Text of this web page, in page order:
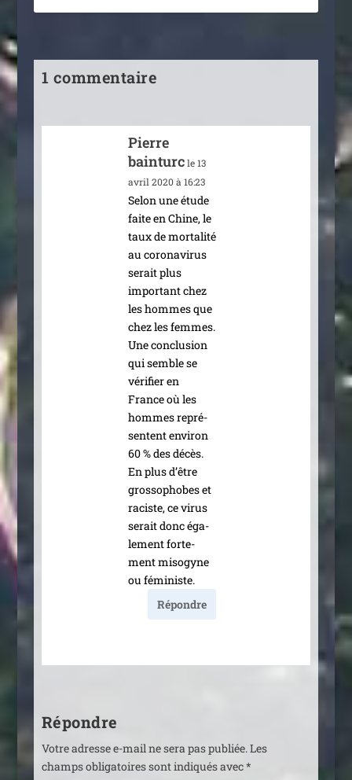
1 commentaire
Pierre
bainturc le 13
avril 2020 à 16:23
Selon une étude
faite en Chine, le
taux de mor­ta­li­té
au coro­na­vi­rus
serait plus
impor­tant chez
les hommes que
chez les femmes.
Une conclu­sion
qui semble se
véri­fier en
France où les
hommes repré­
sentent envi­ron
60 % des décès.
En plus d’être
gros­so­phobes et
raciste, ce virus
serait donc éga­
le­ment for­te­
ment miso­gyne
ou féministe.
Répondre
Répondre
Votre adresse e-mail ne sera pas publiée. Les
champs obligatoires sont indiqués avec*